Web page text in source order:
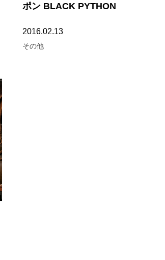
ポン BLACK PYTHON
2016.02.13
その他